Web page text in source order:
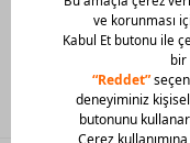
Mobil